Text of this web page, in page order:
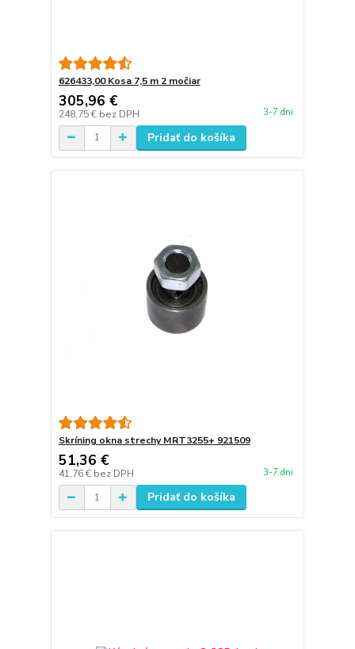
626433,00 Kosa 7,5 m 2 močiar
305,96 €
248,75 € bez DPH 3-7 dni
Pridať do košíka
Skríning okna strechy MRT3255+ 921509
51,36 €
41,76 € bez DPH 3-7 dni
Pridať do košíka